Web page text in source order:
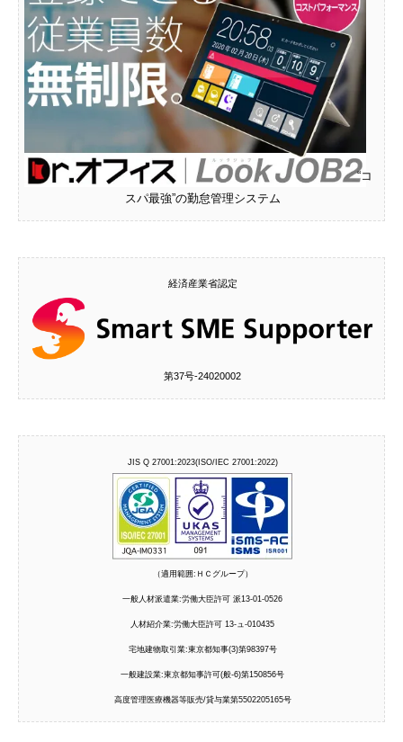
“コ
スパ最強”の勤怠管理システム
経済産業省認定
第37号‐24020002
JIS Q 27001:2023(ISO/IEC 27001:2022)
（適用範囲:ＨＣグループ）
一般人材派遣業:労働大臣許可 派13-01-0526
人材紹介業:労働大臣許可 13-ュ-010435
宅地建物取引業:東京都知事(3)第98397号
一般建設業:東京都知事許可(般-6)第150856号
高度管理医療機器等販売/貸与業第5502205165号